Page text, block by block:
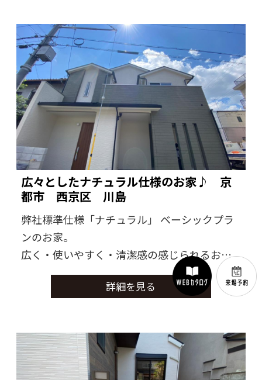
広々としたナチュラル仕様のお家♪ 京
都市 西京区 川島
弊社標準仕様「ナチュラル」 ベーシックプラ
ンのお家。
広く・使いやすく・清潔感の感じられるお家
に仕上がりました。
詳細を見る